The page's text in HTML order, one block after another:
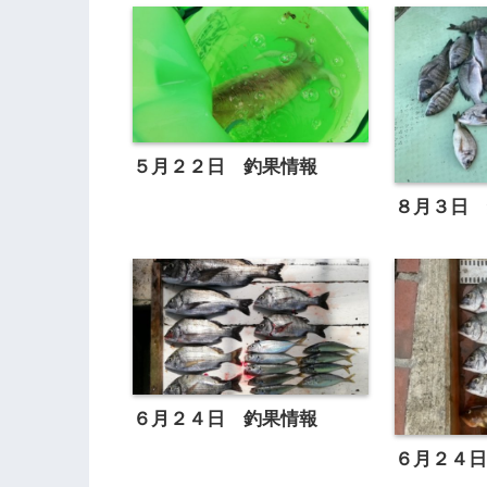
５月２２日 釣果情報
８月３日
６月２４日 釣果情報
６月２４